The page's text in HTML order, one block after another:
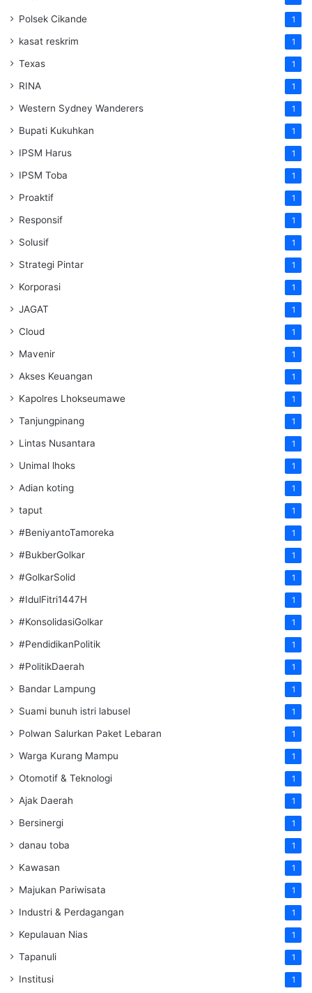
Polsek Cikande 1
kasat reskrim 1
Texas 1
RINA 1
Western Sydney Wanderers 1
Bupati Kukuhkan 1
IPSM Harus 1
IPSM Toba 1
Proaktif 1
Responsif 1
Solusif 1
Strategi Pintar 1
Korporasi 1
JAGAT 1
Cloud 1
Mavenir 1
Akses Keuangan 1
Kapolres Lhokseumawe 1
Tanjungpinang 1
Lintas Nusantara 1
Unimal lhoks 1
Adian koting 1
taput 1
#BeniyantoTamoreka 1
#BukberGolkar 1
#GolkarSolid 1
#IdulFitri1447H 1
#KonsolidasiGolkar 1
#PendidikanPolitik 1
#PolitikDaerah 1
Bandar Lampung 1
Suami bunuh istri labusel 1
Polwan Salurkan Paket Lebaran 1
Warga Kurang Mampu 1
Otomotif & Teknologi 1
Ajak Daerah 1
Bersinergi 1
danau toba 1
Kawasan 1
Majukan Pariwisata 1
Industri & Perdagangan 1
Kepulauan Nias 1
Tapanuli 1
Institusi 1